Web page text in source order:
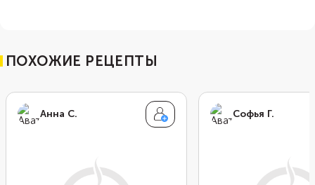
ПОХОЖИЕ РЕЦЕПТЫ
Анна С. Софья Г.